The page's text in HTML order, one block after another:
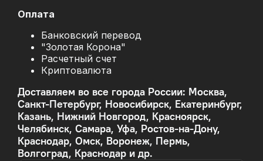
Оплата
Банковский перевод
"Золотая Корона"
Расчетный счет
Криптовалюта
Доставляем во все города России: Москва,
Санкт-Петербург, Новосибирск, Екатеринбург,
Казань, Нижний Новгород, Красноярск,
Челябинск, Самара, Уфа, Ростов-на-Дону,
Краснодар, Омск, Воронеж, Пермь,
Волгоград, Краснодар и др.